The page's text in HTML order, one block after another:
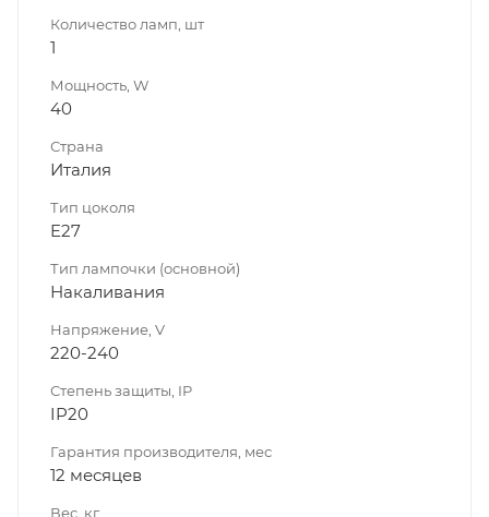
Количество ламп, шт
1
Мощность, W
40
Страна
Италия
Тип цоколя
E27
Тип лампочки (основной)
Накаливания
Напряжение, V
220-240
Степень защиты, IP
IP20
Гарантия производителя, мес
12 месяцев
Вес, кг